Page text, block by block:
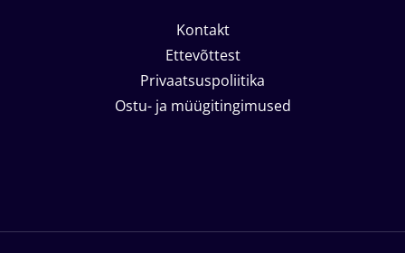
Kontakt
Ettevõttest
Privaatsuspoliitika
Ostu- ja müügitingimused